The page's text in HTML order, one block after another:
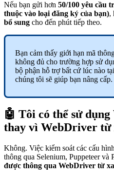
Nếu bạn gửi hơn 50/100 yêu cầu
thuộc vào loại đăng ký của bạn),
bổ sung cho đến phút tiếp theo.
Bạn cảm thấy giới hạn mã
không đủ cho trường hợp sử
bộ phận hỗ trợ bất cứ lúc nào tại
chúng tôi sẽ giúp bạn nâng cấp.
🤖 Tôi có thể sử
thay vì WebDriver từ
Không. Việc kiểm soát các cấu
thông qua Selenium, Puppeteer và
được thông qua WebDriver từ xa